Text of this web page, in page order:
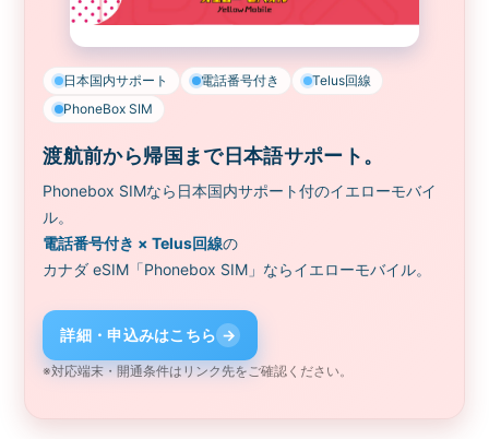
日本国内サポート 電話番号付き
Telus回線
PhoneBox SIM
渡航前から帰国まで日本語サポート。
Phonebox SIMなら日本国内サポート付のイエローモバイ
ル。
電話番号付き × Telus回線の
カナダ eSIM「Phonebox SIM」ならイエローモバイル。
詳細・申込みはこちら →
※対応端末・開通条件はリンク先をご確認ください。